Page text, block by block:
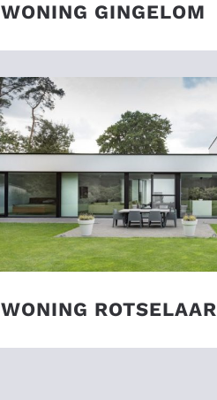
WONING GINGELOM
WONING ROTSELAAR